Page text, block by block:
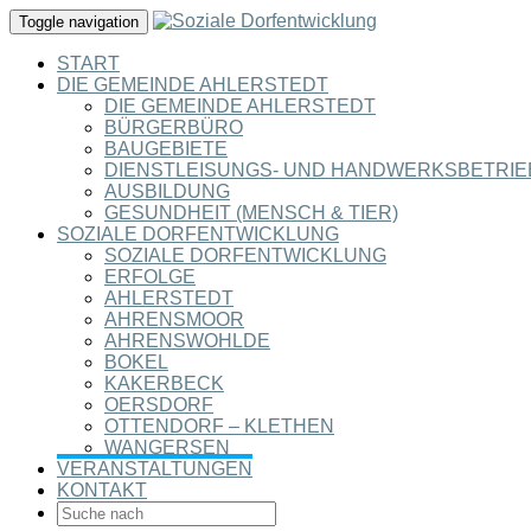
Toggle navigation
START
DIE GEMEINDE AHLERSTEDT
DIE GEMEINDE AHLERSTEDT
BÜRGERBÜRO
BAUGEBIETE
DIENSTLEISUNGS- UND
AUSBILDUNG
GESUNDHEIT (MENSCH & TIER)
SOZIALE DORFENTWICKLUNG
SOZIALE DORFENTWICKLUNG
ERFOLGE
AHLERSTEDT
AHRENSMOOR
AHRENSWOHLDE
BOKEL
KAKERBECK
OERSDORF
OTTENDORF – KLETHEN
WANGERSEN
VERANSTALTUNGEN
KONTAKT
SEARCH